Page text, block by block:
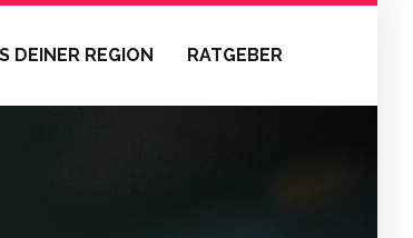
DEINER REGION RATGEBER